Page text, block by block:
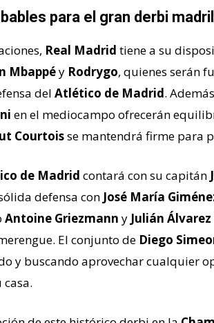
para el gran derbi
Real Madrid tiene a su
Mbappéy Rodrygo, quienes serán
del Atlético de Madrid.
en el mediocampo ofrecerán
Courtoisse mantendrá firme para
de Madrid contará con su capitán
defensa con José María
Antoine Griezmann y Julián Álvarez
El conjunto de Diego
y buscando aprovechar cualquier
casa.